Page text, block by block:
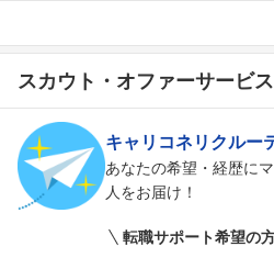
スカウト・オファーサービス
キャリコネリクルー
あなたの希望・経歴に
人をお届け！
転職サポート希望の